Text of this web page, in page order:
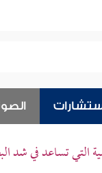
التي تساعد في شد